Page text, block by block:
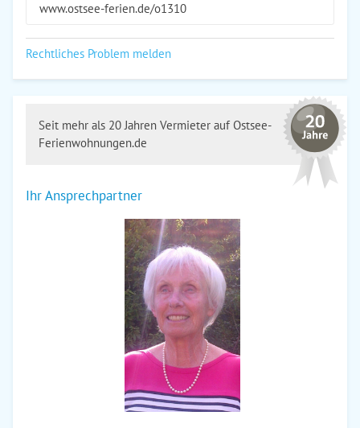
www.ostsee-ferien.de/o1310
Rechtliches Problem melden
Seit mehr als 20 Jahren Vermieter auf Ostsee-
Ferienwohnungen.de
Ihr Ansprechpartner